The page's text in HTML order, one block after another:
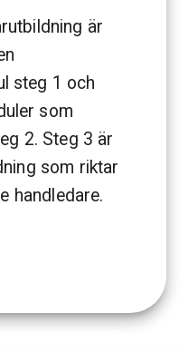
är
steg 1 och
som
2. Steg 3 är
som riktar
handledare.